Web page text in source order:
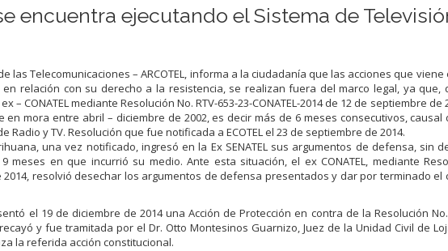
encuentra ejecutando el Sistema de
las Telecomunicaciones – ARCOTEL, informa a la ciudadanía que las acciones que
en relación con su derecho a la resistencia, se realizan fuera del marco legal, ya que,
– CONATEL mediante Resolución No. RTV-653-23-CONATEL-2014 de 12 de septiembre
en mora entre abril – diciembre de 2002, es decir más de 6 meses consecutivos,
Radio y TV. Resolución que fue notificada a ECOTEL el 23 de septiembre de 2014.
una vez notificado, ingresó en la Ex SENATEL sus argumentos de defensa, sin
en que incurrió su medio. Ante esta situación, el ex CONATEL, mediante
2014, resolvió desechar los argumentos de defensa presentados y dar por terminado
el 19 de diciembre de 2014 una Acción de Protección en contra de la Resolución No.
y fue tramitada por el Dr. Otto Montesinos Guarnizo, Juez de la Unidad Civil de
la referida acción constitucional.